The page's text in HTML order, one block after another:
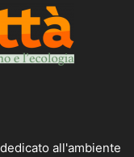
all'ambiente